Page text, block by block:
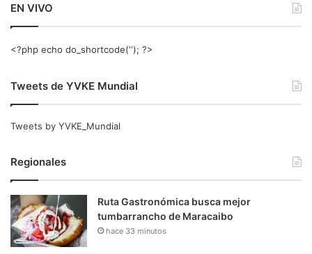
EN VIVO
<?php echo do_shortcode(‘‘); ?>
Tweets de YVKE Mundial
Tweets by YVKE_Mundial
Regionales
Ruta Gastronómica busca mejor
tumbarrancho de Maracaibo
hace 33 minutos